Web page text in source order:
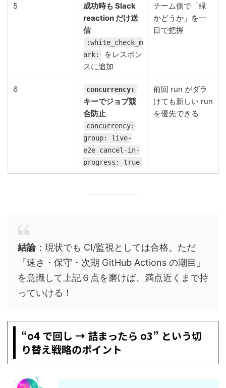
5
成功時も Slack
reaction だけ送
信
:white_check_m
ark:
をレスポン
スに追加
チーム側で「緑
かどうか」を一
目で把握
6 concurrency:
キーでジョブ競
合防止
concurrency:
group: live-
e2e cancel-in-
progress: true
前回 run がダラ
けても新しい run
を優先できる
結論：現状でも CI/監視としては合格。ただ
「速さ・保守・次期 GitHub Actions の潮目」
を意識して上記６点を磨けば、満点近くまで持
っていける！
“o4 で回し → 詰まったら o3” という切
り替え戦略のポイント